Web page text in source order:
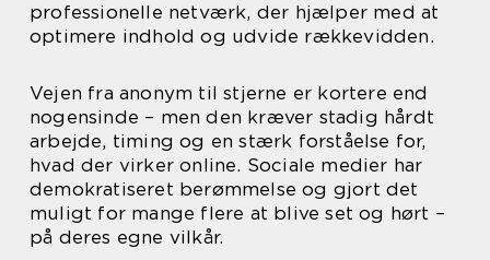
professionelle netværk, der hjælper med at
optimere indhold og udvide rækkevidden.
Vejen fra anonym til stjerne er kortere end
nogensinde – men den kræver stadig hårdt
arbejde, timing og en stærk forståelse for,
hvad der virker online. Sociale medier har
demokratiseret berømmelse og gjort det
muligt for mange flere at blive set og hørt –
på deres egne vilkår.